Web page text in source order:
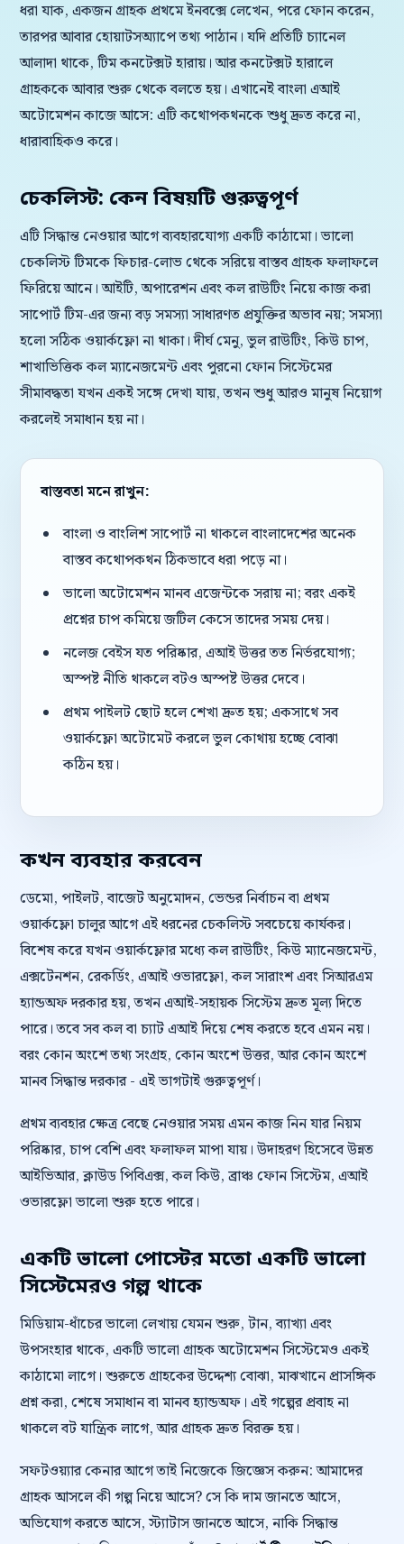
ধরা যাক, একজন গ্রাহক প্রথমে ইনবক্সে লেখেন, পরে ফোন করেন,
তারপর আবার হোয়াটসঅ্যাপে তথ্য পাঠান। যদি প্রতিটি চ্যানেল
আলাদা থাকে, টিম কনটেক্সট হারায়। আর কনটেক্সট হারালে
গ্রাহককে আবার শুরু থেকে বলতে হয়। এখানেই বাংলা এআই
অটোমেশন কাজে আসে: এটি কথোপকথনকে শুধু দ্রুত করে না,
ধারাবাহিকও করে।
চেকলিস্ট: কেন বিষয়টি গুরুত্বপূর্ণ
এটি সিদ্ধান্ত নেওয়ার আগে ব্যবহারযোগ্য একটি কাঠামো। ভালো
চেকলিস্ট টিমকে ফিচার-লোভ থেকে সরিয়ে বাস্তব গ্রাহক ফলাফলে
ফিরিয়ে আনে। আইটি, অপারেশন এবং কল রাউটিং নিয়ে কাজ করা
সাপোর্ট টিম-এর জন্য বড় সমস্যা সাধারণত প্রযুক্তির অভাব নয়; সমস্যা
হলো সঠিক ওয়ার্কফ্লো না থাকা। দীর্ঘ মেনু, ভুল রাউটিং, কিউ চাপ,
শাখাভিত্তিক কল ম্যানেজমেন্ট এবং পুরনো ফোন সিস্টেমের
সীমাবদ্ধতা যখন একই সঙ্গে দেখা যায়, তখন শুধু আরও মানুষ নিয়োগ
করলেই সমাধান হয় না।
বাস্তবতা মনে রাখুন:
বাংলা ও বাংলিশ সাপোর্ট না থাকলে বাংলাদেশের অনেক
বাস্তব কথোপকথন ঠিকভাবে ধরা পড়ে না।
ভালো অটোমেশন মানব এজেন্টকে সরায় না; বরং একই
প্রশ্নের চাপ কমিয়ে জটিল কেসে তাদের সময় দেয়।
নলেজ বেইস যত পরিষ্কার, এআই উত্তর তত নির্ভরযোগ্য;
অস্পষ্ট নীতি থাকলে বটও অস্পষ্ট উত্তর দেবে।
প্রথম পাইলট ছোট হলে শেখা দ্রুত হয়; একসাথে সব
ওয়ার্কফ্লো অটোমেট করলে ভুল কোথায় হচ্ছে বোঝা
কঠিন হয়।
কখন ব্যবহার করবেন
ডেমো, পাইলট, বাজেট অনুমোদন, ভেন্ডর নির্বাচন বা প্রথম
ওয়ার্কফ্লো চালুর আগে এই ধরনের চেকলিস্ট সবচেয়ে কার্যকর।
বিশেষ করে যখন ওয়ার্কফ্লোর মধ্যে কল রাউটিং, কিউ ম্যানেজমেন্ট,
এক্সটেনশন, রেকর্ডিং, এআই ওভারফ্লো, কল সারাংশ এবং সিআরএম
হ্যান্ডঅফ দরকার হয়, তখন এআই-সহায়ক সিস্টেম দ্রুত মূল্য দিতে
পারে। তবে সব কল বা চ্যাট এআই দিয়ে শেষ করতে হবে এমন নয়।
বরং কোন অংশে তথ্য সংগ্রহ, কোন অংশে উত্তর, আর কোন অংশে
মানব সিদ্ধান্ত দরকার - এই ভাগটাই গুরুত্বপূর্ণ।
প্রথম ব্যবহার ক্ষেত্র বেছে নেওয়ার সময় এমন কাজ নিন যার নিয়ম
পরিষ্কার, চাপ বেশি এবং ফলাফল মাপা যায়। উদাহরণ হিসেবে উন্নত
আইভিআর, ক্লাউড পিবিএক্স, কল কিউ, ব্রাঞ্চ ফোন সিস্টেম, এআই
ওভারফ্লো ভালো শুরু হতে পারে।
একটি ভালো পোস্টের মতো একটি ভালো
সিস্টেমেরও গল্প থাকে
মিডিয়াম-ধাঁচের ভালো লেখায় যেমন শুরু, টান, ব্যাখ্যা এবং
উপসংহার থাকে, একটি ভালো গ্রাহক অটোমেশন সিস্টেমেও একই
কাঠামো লাগে। শুরুতে গ্রাহকের উদ্দেশ্য বোঝা, মাঝখানে প্রাসঙ্গিক
প্রশ্ন করা, শেষে সমাধান বা মানব হ্যান্ডঅফ। এই গল্পের প্রবাহ না
থাকলে বট যান্ত্রিক লাগে, আর গ্রাহক দ্রুত বিরক্ত হয়।
সফটওয়্যার কেনার আগে তাই নিজেকে জিজ্ঞেস করুন: আমাদের
গ্রাহক আসলে কী গল্প নিয়ে আসে? সে কি দাম জানতে আসে,
অভিযোগ করতে আসে, স্ট্যাটাস জানতে আসে, নাকি সিদ্ধান্ত